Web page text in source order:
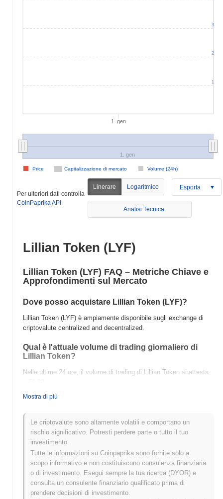
1. gen
Capitalizzazione di mercato Volume (24h)
Price
1. gen
1
2
3
Per ulteriori dati controlla
CoinPaprika API
Linerare Logaritmico Esporta
Analisi Tecnica
Lillian Token (LYF)
Lillian Token (LYF) FAQ – Metriche Chiave e
Approfondimenti sul Mercato
Dove posso acquistare Lillian Token (LYF)?
Lillian Token (LYF) è ampiamente disponibile sugli exchange di
criptovalute centralized and decentralized.
Qual è l'attuale volume di trading giornaliero di
Lillian Token?
Nelle ultime 24 ore, il volume di trading di Lillian Token si attesta
Qual è lo storico della fascia di prezzo di Lillian
Massimo Storico (ATH):$0.740488
Minimo Storico (ATL): $0.00
Lillian Token è attualmente scambiato ~97.16% al di sotto del suo
ATH .
Come si sta comportando Lillian Token rispetto al
mercato crypto più ampio?
Mostra di più
Le criptovalute sono altamente volatili e comportano un
rischio significativo. Potresti perdere parte o tutto il tuo
investimento.
Tutte le informazioni su Coinpaprika sono fornite solo a
scopo informativo e non costituiscono consulenza finanziaria
o di investimento. Esegui sempre la tua ricerca (DYOR) e
consulta un consulente finanziario qualificato prima di
prendere decisioni di investimento.